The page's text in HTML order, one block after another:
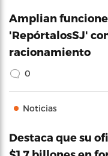
Amplian
'RepórtalosSJ'
racionamiento
0
Noticias
Destaca que su